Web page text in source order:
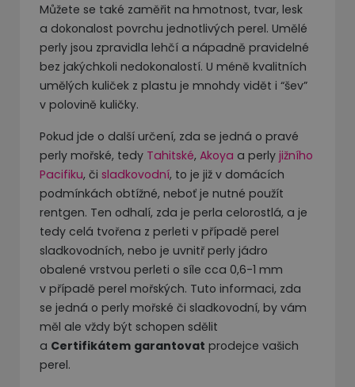
Můžete se také zaměřit na hmotnost, tvar, lesk
a dokonalost povrchu jednotlivých perel. Umělé
perly jsou zpravidla lehčí a nápadně pravidelné
bez jakýchkoli nedokonalostí. U méně kvalitních
umělých kuliček z plastu je mnohdy vidět i “šev”
v polovině kuličky.
Pokud jde o další určení, zda se jedná o pravé
perly mořské, tedy Tahitské, Akoya a perly jižního
Pacifiku, či sladkovodní, to je již v domácích
podmínkách obtížné, neboť je nutné použít
rentgen. Ten odhalí, zda je perla celorostlá, a je
tedy celá tvořena z perleti v případě perel
sladkovodních, nebo je uvnitř perly jádro
obalené vrstvou perleti o síle cca 0,6-1 mm
v případě perel mořských. Tuto informaci, zda
se jedná o perly mořské či sladkovodní, by vám
měl ale vždy být schopen sdělit
a Certifikátem garantovat prodejce vašich
perel.